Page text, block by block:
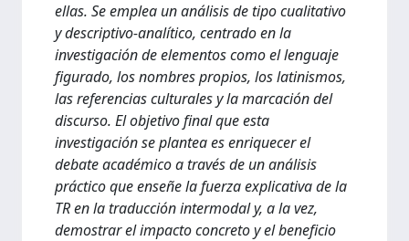
ellas. Se emplea un análisis de tipo cualitativo
y descriptivo-analítico, centrado en la
investigación de elementos como el lenguaje
figurado, los nombres propios, los latinismos,
las referencias culturales y la marcación del
discurso. El objetivo final que esta
investigación se plantea es enriquecer el
debate académico a través de un análisis
práctico que enseñe la fuerza explicativa de la
TR en la traducción intermodal y, a la vez,
demostrar el impacto concreto y el beneficio